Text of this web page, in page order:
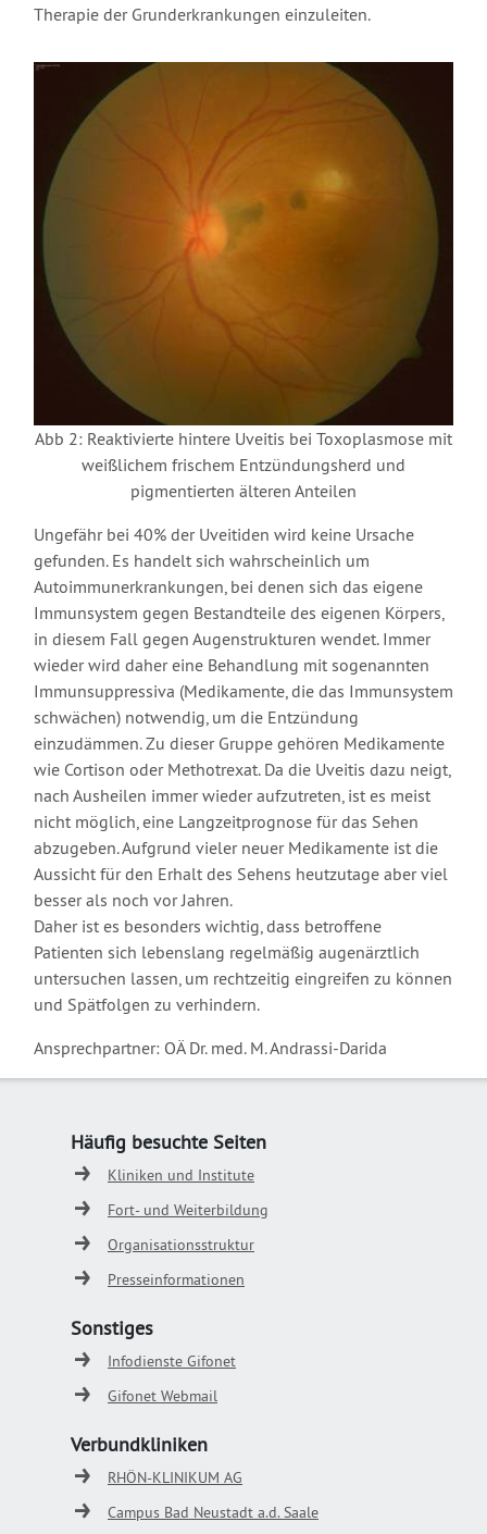
Therapie der Grunderkrankungen einzuleiten.
Abb 2: Reaktivierte hintere Uveitis bei Toxoplasmose mit
weißlichem frischem Entzündungsherd und
pigmentierten älteren Anteilen
Ungefähr bei 40% der Uveitiden wird keine Ursache
gefunden. Es handelt sich wahrscheinlich um
Autoimmunerkrankungen, bei denen sich das eigene
Immunsystem gegen Bestandteile des eigenen Körpers,
in diesem Fall gegen Augenstrukturen wendet. Immer
wieder wird daher eine Behandlung mit sogenannten
Immunsuppressiva (Medikamente, die das Immunsystem
schwächen) notwendig, um die Entzündung
einzudämmen. Zu dieser Gruppe gehören Medikamente
wie Cortison oder Methotrexat. Da die Uveitis dazu neigt,
nach Ausheilen immer wieder aufzutreten, ist es meist
nicht möglich, eine Langzeitprognose für das Sehen
abzugeben. Aufgrund vieler neuer Medikamente ist die
Aussicht für den Erhalt des Sehens heutzutage aber viel
besser als noch vor Jahren.
Daher ist es besonders wichtig, dass betroffene
Patienten sich lebenslang regelmäßig augenärztlich
untersuchen lassen, um rechtzeitig eingreifen zu können
und Spätfolgen zu verhindern.
Ansprechpartner: OÄ Dr. med. M. Andrassi-Darida
Häufig besuchte Seiten
Kliniken und Institute
Fort- und Weiterbildung
Organisationsstruktur
Presseinformationen
Sonstiges
Infodienste Gifonet
Gifonet Webmail
Verbundkliniken
RHÖN-KLINIKUM AG
Campus Bad Neustadt a.d. Saale